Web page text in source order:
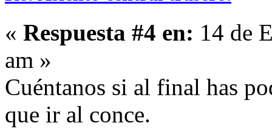
« Respuesta #4 en: 14 de
am »
Cuéntanos si al final has
que ir al conce.